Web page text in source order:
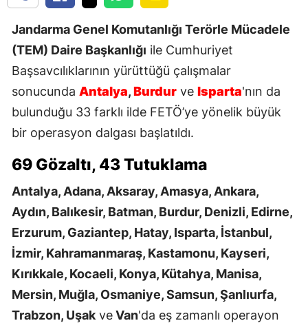
Jandarma Genel Komutanlığı Terörle Mücadele
(TEM) Daire Başkanlığı ile Cumhuriyet
Başsavcılıklarının yürüttüğü çalışmalar
sonucunda Antalya,Burdur ve Isparta'nın da
bulunduğu 33 farklı ilde FETÖ’ye yönelik büyük
bir operasyon dalgası başlatıldı.
69 Gözaltı, 43 Tutuklama
Antalya, Adana, Aksaray, Amasya, Ankara,
Aydın, Balıkesir, Batman, Burdur, Denizli, Edirne,
Erzurum, Gaziantep, Hatay, Isparta, İstanbul,
İzmir, Kahramanmaraş, Kastamonu, Kayseri,
Kırıkkale, Kocaeli, Konya, Kütahya, Manisa,
Mersin, Muğla, Osmaniye, Samsun, Şanlıurfa,
Trabzon, Uşak veVan'da eş zamanlı operayon